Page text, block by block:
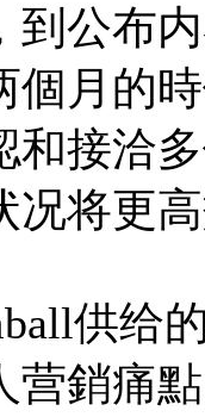
到公布
個月的
和接洽
况将更
供给
营銷痛